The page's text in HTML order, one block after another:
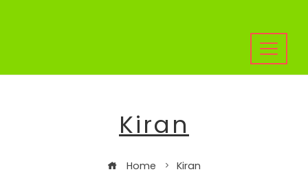
Kiran
Home Kiran